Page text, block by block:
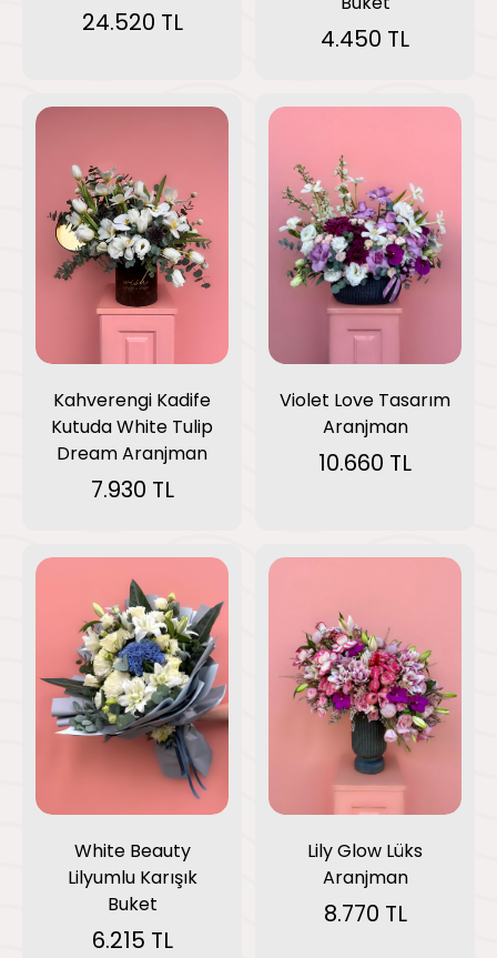
24.520 TL
4.450 TL
Kahverengi Kadife
Kutuda White Tulip
Dream Aranjman
7.930 TL
Violet Love Tasarım
Aranjman
10.660 TL
White Beauty
Lilyumlu Karışık
Buket
6.215 TL
Lily Glow Lüks
Aranjman
8.770 TL